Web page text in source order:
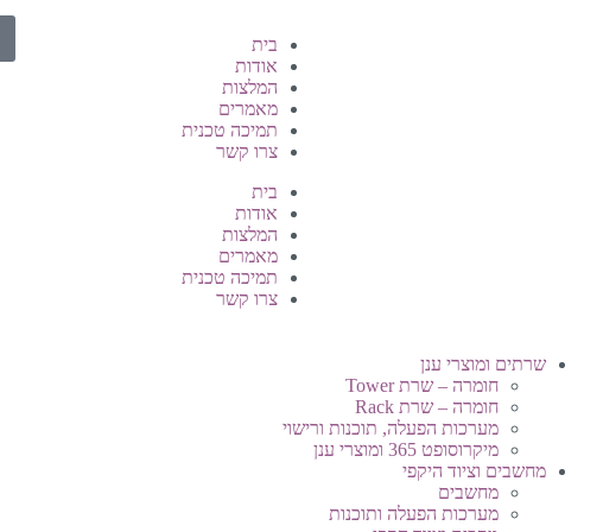
בית
אודות
המלצות
מאמרים
תמיכה טכנית
צרו קשר
בית
אודות
המלצות
מאמרים
תמיכה טכנית
צרו קשר
שרתים ומוצרי ענן
חומרה – שרת Tower
חומרה – שרת Rack
מערכות הפעלה, תוכנות ורישוי
מיקרוסופט 365 ומוצרי ענן
מחשבים וציוד היקפי
מחשבים
מערכות הפעלה ותוכנות